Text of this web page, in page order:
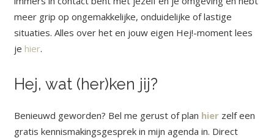
meer grip op ongemakkelijke, onduidelijke of lastige
situaties. Alles over het en jouw eigen Hej!-moment lees
je hier.
Hej, wat (her)ken jij?
Benieuwd geworden? Bel me gerust of plan hier zelf een
gratis kennismakingsgesprek in mijn agenda in. Direct